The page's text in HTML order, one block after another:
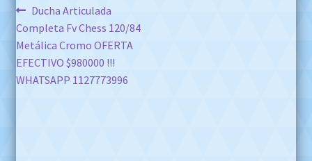
Navegación
de
entradas
Anterior:
Ducha Articulada
Completa Fv Chess 120/84
Metálica Cromo OFERTA
EFECTIVO $980000 !!!
WHATSAPP 1127773996